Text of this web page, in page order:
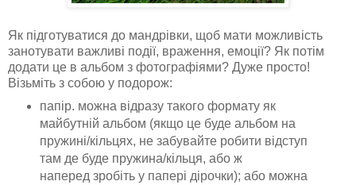
Як підготуватися до мандрівки, щоб мати можливість
занотувати важливі події, враження, емоції? Як потім
додати це в альбом з фотографіями? Дуже просто!
Візьміть з собою у подорож:
папір. можна відразу такого формату як
майбутній альбом (якщо це буде альбом на
пружині/кільцях, не забувайте робити відступ
там де буде пружина/кільця, або ж
наперед зробіть у папері дірочки); або можна